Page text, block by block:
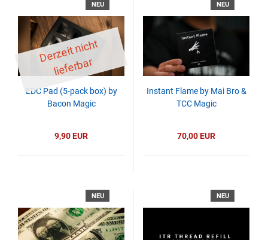
D
er
z
eit
ni
c
ht
li
ef
er
b
ar
NEU
EDC Pad (5-pack box) by
Bacon Magic
9,90 EUR
NEU
Instant Flame by Mai Bro &
TCC Magic
70,00 EUR
NEU NEU